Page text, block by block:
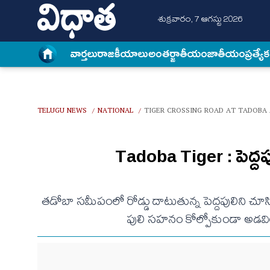
శుక్రవారం, 7 ఆగస్టు 2026
వార్త‌లురాజకీయాలుఅంత‌ర్జాతీయంజాతీయం
TELUGU NEWS / NATIONAL / TIGER CROSSING ROAD AT
Tadoba Tiger :
తడోబా సమీపంలో రోడ్డు దాటుతున్న పెద్దపులిని
పులి సహనం కోల్పోకుండా